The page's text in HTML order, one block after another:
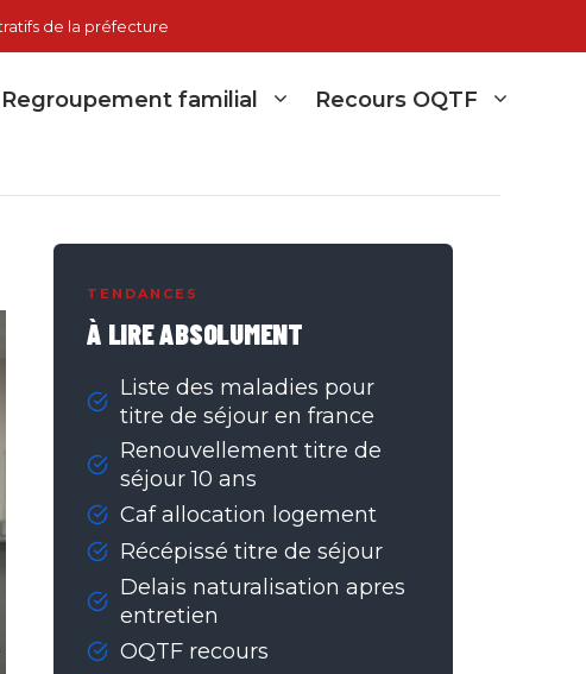
de la préfecture
Regroupement familial
Recours OQTF
TENDANCES
À LIRE ABSOLUMENT
Liste des maladies pour
titre de séjour en france
Renouvellement titre de
séjour 10 ans
Caf allocation logement
Récépissé titre de séjour
Delais naturalisation apres
entretien
OQTF recours